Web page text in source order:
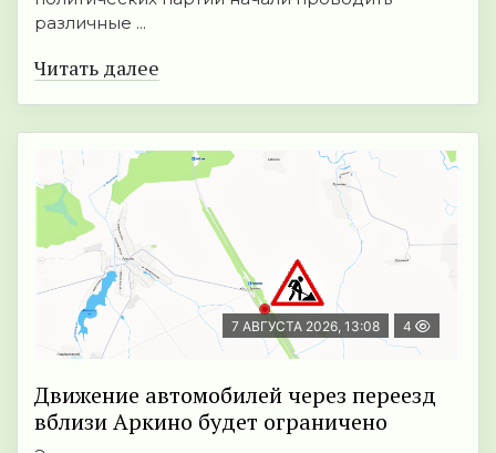
различные ...
Читать далее
7 АВГУСТА 2026, 13:08 4
Движение автомобилей через переезд
вблизи Аркино будет ограничено